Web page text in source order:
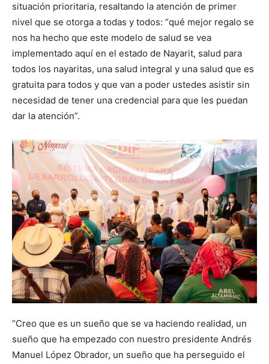
situación prioritaria, resaltando la atención de primer
nivel que se otorga a todas y todos: “qué mejor regalo se
nos ha hecho que este modelo de salud se vea
implementado aquí en el estado de Nayarit, salud para
todos los nayaritas, una salud integral y una salud que es
gratuita para todos y que van a poder ustedes asistir sin
necesidad de tener una credencial para que les puedan
dar la atención”.
“Creo que es un sueño que se va haciendo realidad, un
sueño que ha empezado con nuestro presidente Andrés
Manuel López Obrador, un sueño que ha perseguido el